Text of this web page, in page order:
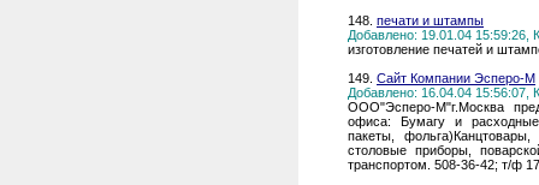
148. печати и штампы
Добавлено: 19.01.04 15:59:26,
изготовление печатей и
149. Сайт Компании Эсперо-М
Добавлено: 16.04.04 15:56:07,
ООО"Эсперо-М"г.Москва
офиса: Бумагу и
пакеты,
столовые приборы,
транспортом. 508-36-42; т/ф